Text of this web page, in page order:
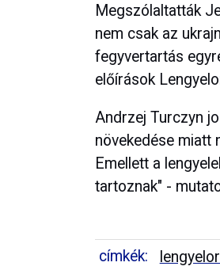
Megszólaltatták
nem csak az
fegyvertartás
előírások
Andrzej Turczyn
növekedése miatt
Emellett a
tartoznak" -
címkék: